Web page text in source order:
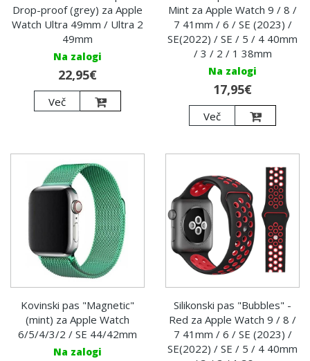
Drop-proof (grey) za Apple
Watch Ultra 49mm / Ultra 2
49mm
Na zalogi
22,95€
Več
Mint za Apple Watch 9 / 8 /
7 41mm / 6 / SE (2023) /
SE(2022) / SE / 5 / 4 40mm
/ 3 / 2 / 1 38mm
Na zalogi
17,95€
Več
Kovinski pas "Magnetic"
(mint) za Apple Watch
6/5/4/3/2 / SE 44/42mm
Na zalogi
Silikonski pas "Bubbles" -
Red za Apple Watch 9 / 8 /
7 41mm / 6 / SE (2023) /
SE(2022) / SE / 5 / 4 40mm